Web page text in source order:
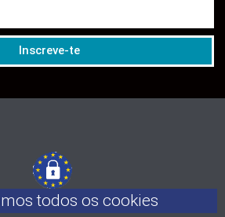
Inscreve-te
todos os cookies